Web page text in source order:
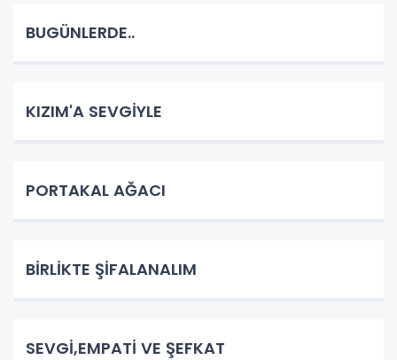
BUGÜNLERDE..
KIZIM'A SEVGİYLE
PORTAKAL AĞACI
BİRLİKTE ŞİFALANALIM
SEVGİ,EMPATİ VE ŞEFKAT